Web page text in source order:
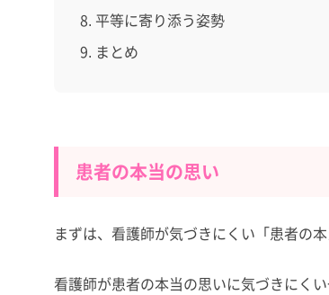
平等に寄り添う姿勢
まとめ
患者の本当の思い
まずは、看護師が気づきにくい「患者の
看護師が患者の本当の思いに気づきにく